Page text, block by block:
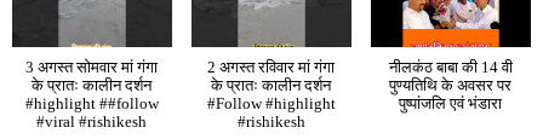
3 अगस्त सोमवार मां गंगा
के प्रातः कालीन दर्शन
#highlight ##follow
#viral #rishikesh
2 अगस्त रविवार मां गंगा
के प्रातः कालीन दर्शन
#Follow #highlight
#rishikesh
नीलकंठ बाबा की 14 वी
पुण्यतिथि के अवसर पर
पुष्पांजलि एवं भंडारा